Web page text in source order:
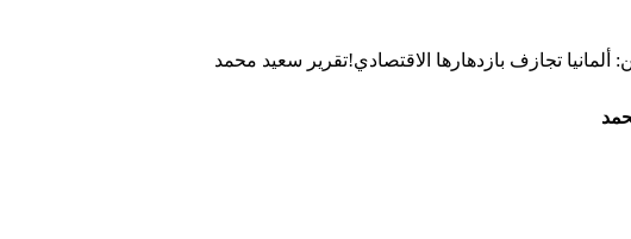
ألمانيا تجازف بازدهارها الاقتصادي!تقرير سعيد محمد